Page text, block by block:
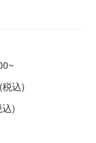
込)
)